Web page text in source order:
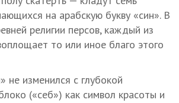
на арабскую букву «син». В
религии персов, каждый из
то или иное благо этого
не изменился с глубокой
(«себ») как символ красоты и